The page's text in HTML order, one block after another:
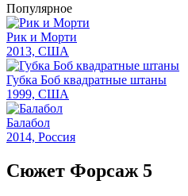
Популярное
Рик и Морти
2013, США
Губка Боб квадратные штаны
1999, США
Балабол
2014, Россия
Сюжет Форсаж 5